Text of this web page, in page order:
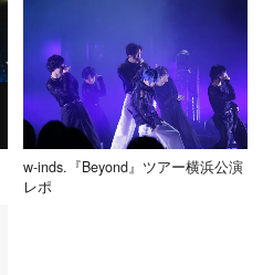
w-inds.『Beyond』ツアー横浜公演
レポ